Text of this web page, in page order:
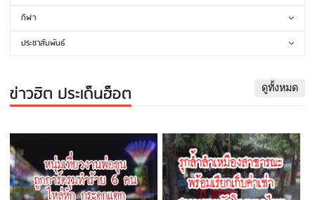
กีฬา
ประชาสัมพันธ์
ข่าวฮิต ประเด็นฮ็อต ดูทั้งหมด